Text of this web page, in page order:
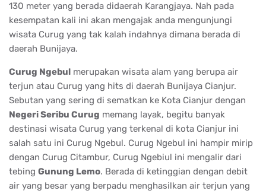
130 meter yang berada didaerah Karangjaya. Nah pada
kesempatan kali ini akan mengajak anda mengunjungi
wisata Curug yang tak kalah indahnya dimana berada di
daerah Bunijaya.
Curug Ngebul merupakan wisata alam yang berupa air
terjun atau Curug yang hits di daerah Bunijaya Cianjur.
Sebutan yang sering di sematkan ke Kota Cianjur dengan
Negeri Seribu Curug memang layak, begitu banyak
destinasi wisata Curug yang terkenal di kota Cianjur ini
salah satu ini Curug Ngebul. Curug Ngebul ini hampir mirip
dengan Curug Citambur, Curug Ngebiul ini mengalir dari
tebing Gunung Lemo. Berada di ketinggian dengan debit
air yang besar yang berpadu menghasilkan air terjun yang